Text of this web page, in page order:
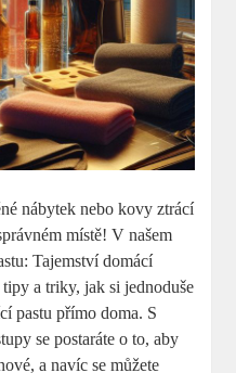
nábytek nebo kovy ztrácí
místě! V našem
Tajemství domácí
a triky, jak si jednoduše
pastu přímo doma. S
se postaráte o to, aby
a navíc se můžete